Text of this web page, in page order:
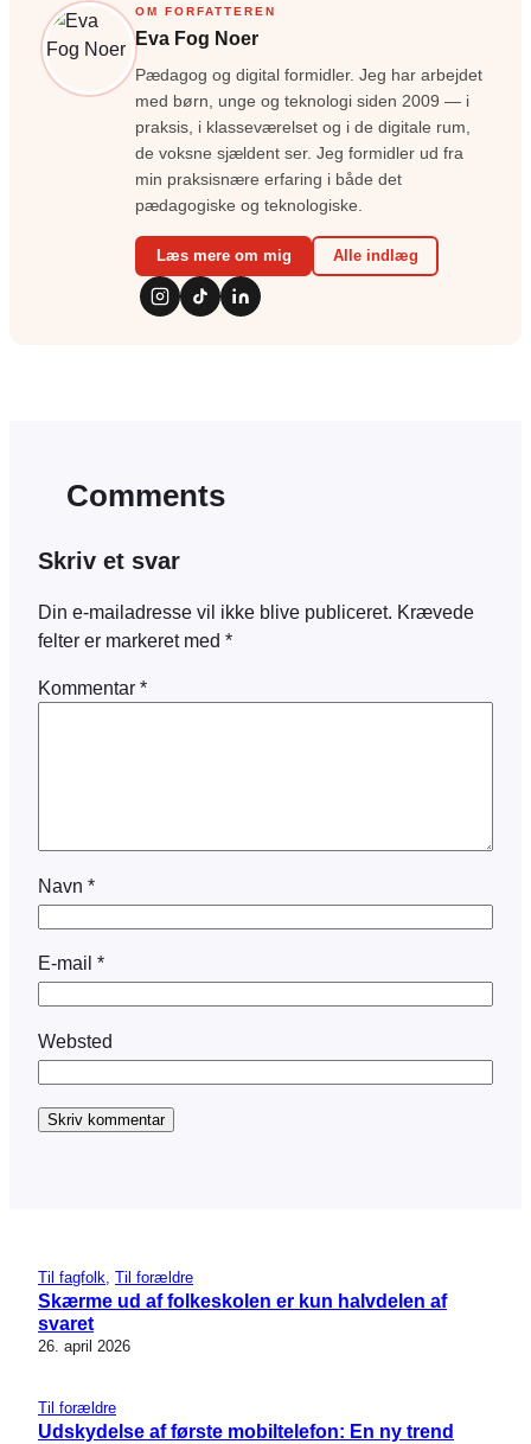
OM FORFATTEREN
Eva Fog Noer
Pædagog og digital formidler. Jeg har arbejdet
med børn, unge og teknologi siden 2009 — i
praksis, i klasseværelset og i de digitale rum,
de voksne sjældent ser. Jeg formidler ud fra
min praksisnære erfaring i både det
pædagogiske og teknologiske.
Læs mere om mig Alle indlæg
Comments
Skriv et svar
Din e-mailadresse vil ikke blive publiceret. Krævede
felter er markeret med *
Kommentar *
Navn *
E-mail *
Websted
Til fagfolk Til forældre
Skærme ud af folkeskolen er kun halvdelen af
svaret
26. april 2026
Til forældre
Udskydelse af første mobiltelefon: En ny trend